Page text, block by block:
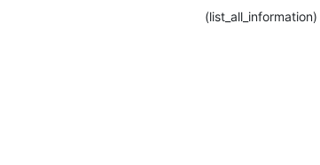
(list_all_information)